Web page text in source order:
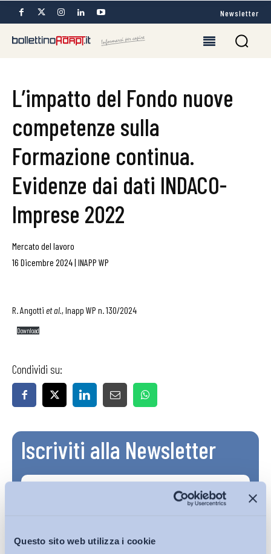
Questo sito web utilizza i cookie
Newsletter
L’impatto del Fondo nuove
competenze sulla
Formazione continua.
Evidenze dai dati INDACO-
Imprese 2022
Mercato del lavoro
16 Dicembre 2024| INAPP WP
R. Angotti et al., Inapp WP n. 130/2024
Download
Condividi su:
Iscriviti alla Newsletter